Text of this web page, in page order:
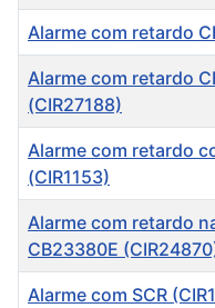
Alarme com retardo
Alarme com retardo
(CIR27188)
Alarme com retardo
(CIR1153)
Alarme com retardo
CB23380E
Alarme com SCR